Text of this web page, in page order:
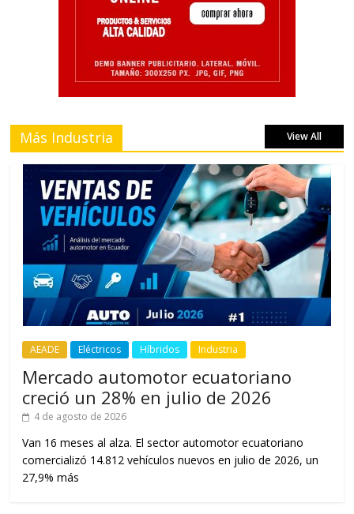
Más Industria View All
AEADE Eléctricos Híbridos Industria
Mercado automotor ecuatoriano
creció un 28% en julio de 2026
4 de agosto de 2026
Van 16 meses al alza. El sector automotor ecuatoriano
comercializó 14.812 vehículos nuevos en julio de 2026, un
27,9% más